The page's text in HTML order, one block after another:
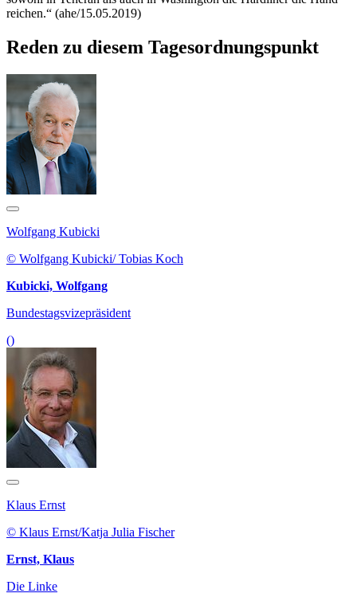
reichen.“ (ahe/15.05.2019)
Reden zu diesem Tagesordnungspunkt
Wolfgang Kubicki
© Wolfgang Kubicki/ Tobias Koch
Kubicki, Wolfgang
Bundestagsvizepräsident
()
Klaus Ernst
© Klaus Ernst/Katja Julia Fischer
Ernst, Klaus
Die Linke